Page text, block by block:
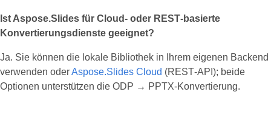
Ist Aspose.Slides für Cloud‑ oder REST‑basierte
Konvertierungsdienste geeignet?
Ja. Sie können die lokale Bibliothek in Ihrem eigenen Backend
verwenden oderAspose.Slides Cloud (REST‑API); beide
Optionen unterstützen die ODP → PPTX‑Konvertierung.